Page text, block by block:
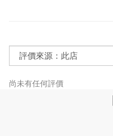
尚未有任何評價